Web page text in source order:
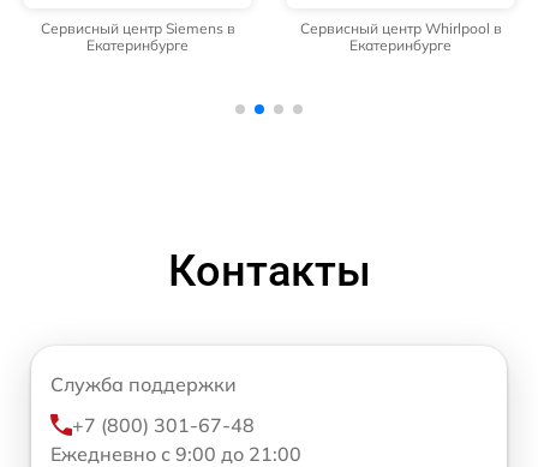
Сервисный центр Siemens в
Екатеринбурге
Сервисный центр Whirlpool в
Екатеринбурге
Контакты
Служба поддержки
+7 (800) 301-67-48
Ежедневно с 9:00 до 21:00